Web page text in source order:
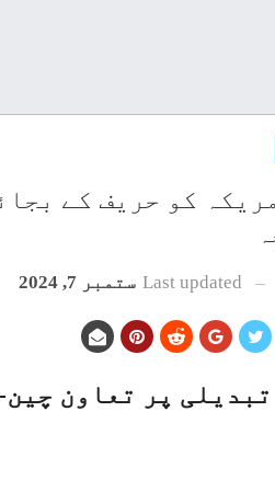
کو حریف کے
Last updated ستمبر 7, 2024
پر تعاون